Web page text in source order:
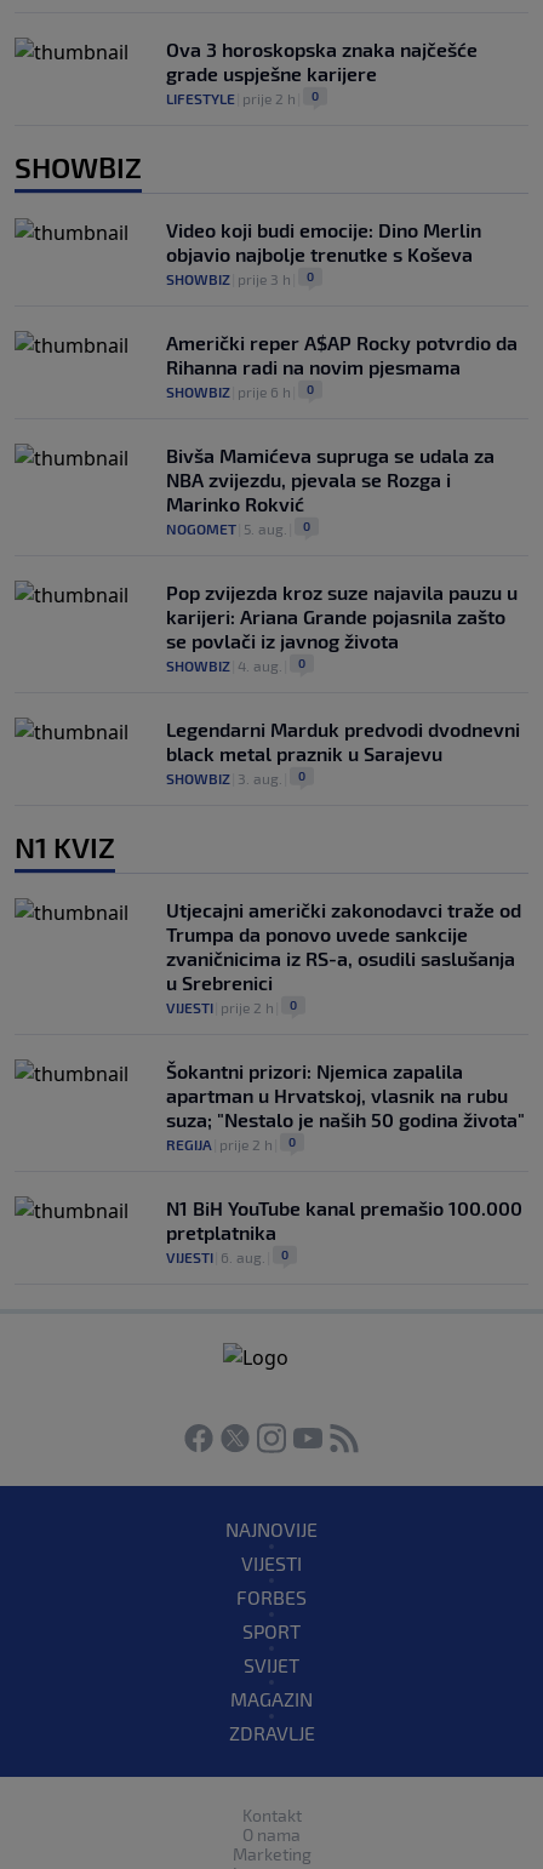
Ova 3 horoskopska znaka najčešće
grade uspješne karijere
LIFESTYLE prije 2 h 0
SHOWBIZ
Video koji budi emocije: Dino Merlin
objavio najbolje trenutke s Koševa
SHOWBIZ prije 3 h 0
Američki reper A$AP Rocky potvrdio da
Rihanna radi na novim pjesmama
SHOWBIZ prije 6 h 0
Bivša Mamićeva supruga se udala za
NBA zvijezdu, pjevala se Rozga i
Marinko Rokvić
NOGOMET 5. aug. 0
Pop zvijezda kroz suze najavila pauzu u
karijeri: Ariana Grande pojasnila zašto
se povlači iz javnog života
SHOWBIZ 4. aug. 0
Legendarni Marduk predvodi dvodnevni
black metal praznik u Sarajevu
SHOWBIZ 3. aug. 0
N1 KVIZ
Utjecajni američki zakonodavci traže od
Trumpa da ponovo uvede sankcije
zvaničnicima iz RS-a, osudili saslušanja
u Srebrenici
VIJESTI prije 2 h 0
Šokantni prizori: Njemica zapalila
apartman u Hrvatskoj, vlasnik na rubu
suza; "Nestalo je naših 50 godina života"
REGIJA prije 2 h 0
N1 BiH YouTube kanal premašio 100.000
pretplatnika
VIJESTI 6. aug. 0
NAJNOVIJE
VIJESTI
FORBES
SPORT
SVIJET
MAGAZIN
ZDRAVLJE
Kontakt
O nama
Marketing